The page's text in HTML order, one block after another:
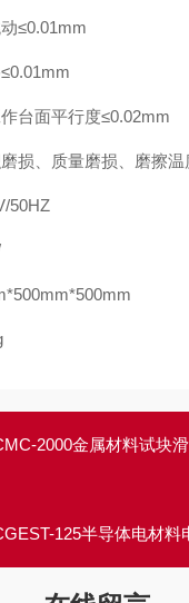
≤0.01mm
台面平行度≤0.02mm
损、质量磨损、磨擦
50HZ
2000金属材料试块
125半导体电材料